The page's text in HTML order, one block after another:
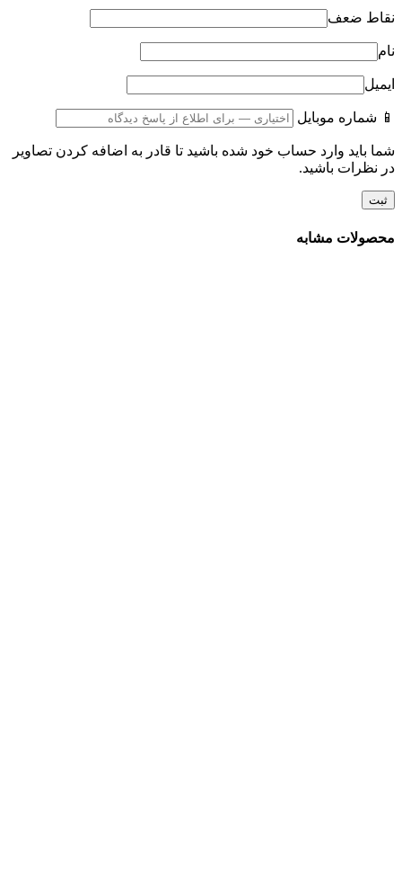
نقاط ضعف
نام
ایمیل
📱 شماره موبایل
شما باید وارد حساب خود شده باشید تا قادر به اضافه کردن تصاویر
در نظرات باشید.
محصولات مشابه